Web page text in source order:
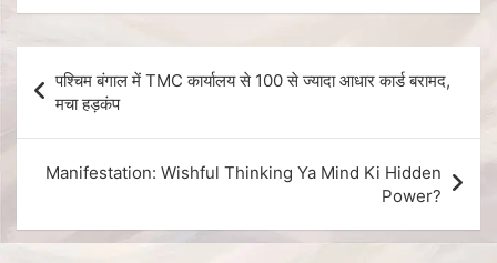
पश्चिम बंगाल में TMC कार्यालय से 100 से ज्यादा आधार कार्ड बरामद,
मचा हड़कंप
Manifestation: Wishful Thinking Ya Mind Ki Hidden
Power?